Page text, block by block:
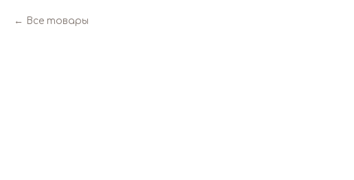
Все товары